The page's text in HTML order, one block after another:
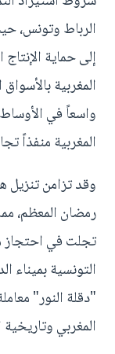
الرباط وتونس،
إلى حماية
المغربية
واسعاً في
المغربية منفذاً
وقد تزامن تنزيل
رمضان المعظم،
التونسية بميناء
"دقلة النور"
المغربي وتاريخية